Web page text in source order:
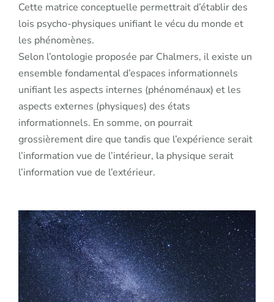
Cette matrice conceptuelle permettrait d’établir des
lois psycho-physiques unifiant le vécu du monde et
les phénomènes.
Selon l’ontologie proposée par Chalmers, il existe un
ensemble fondamental d’espaces informationnels
unifiant les aspects internes (phénoménaux) et les
aspects externes (physiques) des états
informationnels. En somme, on pourrait
grossièrement dire que tandis que l’expérience serait
l’information vue de l’intérieur, la physique serait
l’information vue de l’extérieur.